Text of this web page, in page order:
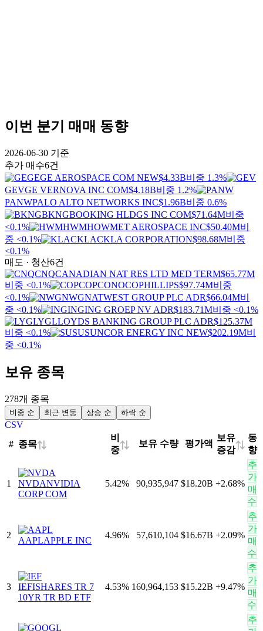
이번 분기 매매 동향
2026-06-30 기준
추가 매수6건
GEGE AEROSPACE COM NEW$4.33B비중 1.3%
GEVGE VERNOVA INC COM$4.18B비중 1.2%
PANWPALO ALTO NETWORKS INC$1.96B비중 0.6%
BKNGBOOKING HLDGS INC COM$71.64M비중
<0.1%
HWMHOWMET AEROSPACE INC$50.40M비
중 <0.1%
KLACKLA CORPORATION$98.68M비중
<0.1%
매도 · 청산6건
CNQCANADIAN NAT RES LTD MED TERM$65.77M
비중 <0.1%
COPCONOCOPHILLIPS$97.74M비중
<0.1%
NWGNATWEST GROUP PLC ADR$66.04M비
중 <0.1%
INGING GROEP NV ADR$183.71M비중 <0.1%
LYGLLOYDS BANKING GROUP PLC ADR$125.37M
비중 <0.1%
SUSUNCOR ENERGY INC NEW$202.19M비
중 <0.1%
보유 종목
278개 종목
비중 순 최근 변동 상승 순 하락 순
CSV
# 종목⇅
비
중⇅ 보유 수량 평가액
보유
증감⇅
동
향
1 NVDANVIDIA
CORP COM
5.42% 90,935,947 $18.20B +2.68%
추
가
매
수
2
AAPLAPPLE INC
4.96% 57,610,104 $16.67B +2.09%
추
가
매
수
3 IEFISHARES TR 7
10YR TR BD ETF
4.53% 160,964,153 $15.22B +9.47%
추
가
매
수
추